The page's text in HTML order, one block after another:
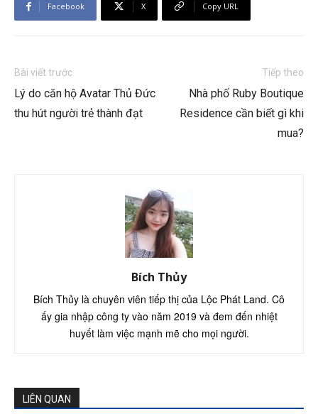
Facebook X Copy URL
Bài viết trước
Lý do căn hộ Avatar Thủ Đức
thu hút người trẻ thành đạt
Tiếp theo
Nhà phố Ruby Boutique
Residence cần biết gì khi
mua?
Bích Thủy
Bích Thủy là chuyên viên tiếp thị của Lộc Phát Land. Cô
ấy gia nhập công ty vào năm 2019 và đem đến nhiệt
huyết làm việc mạnh mẽ cho mọi người.
LIÊN QUAN